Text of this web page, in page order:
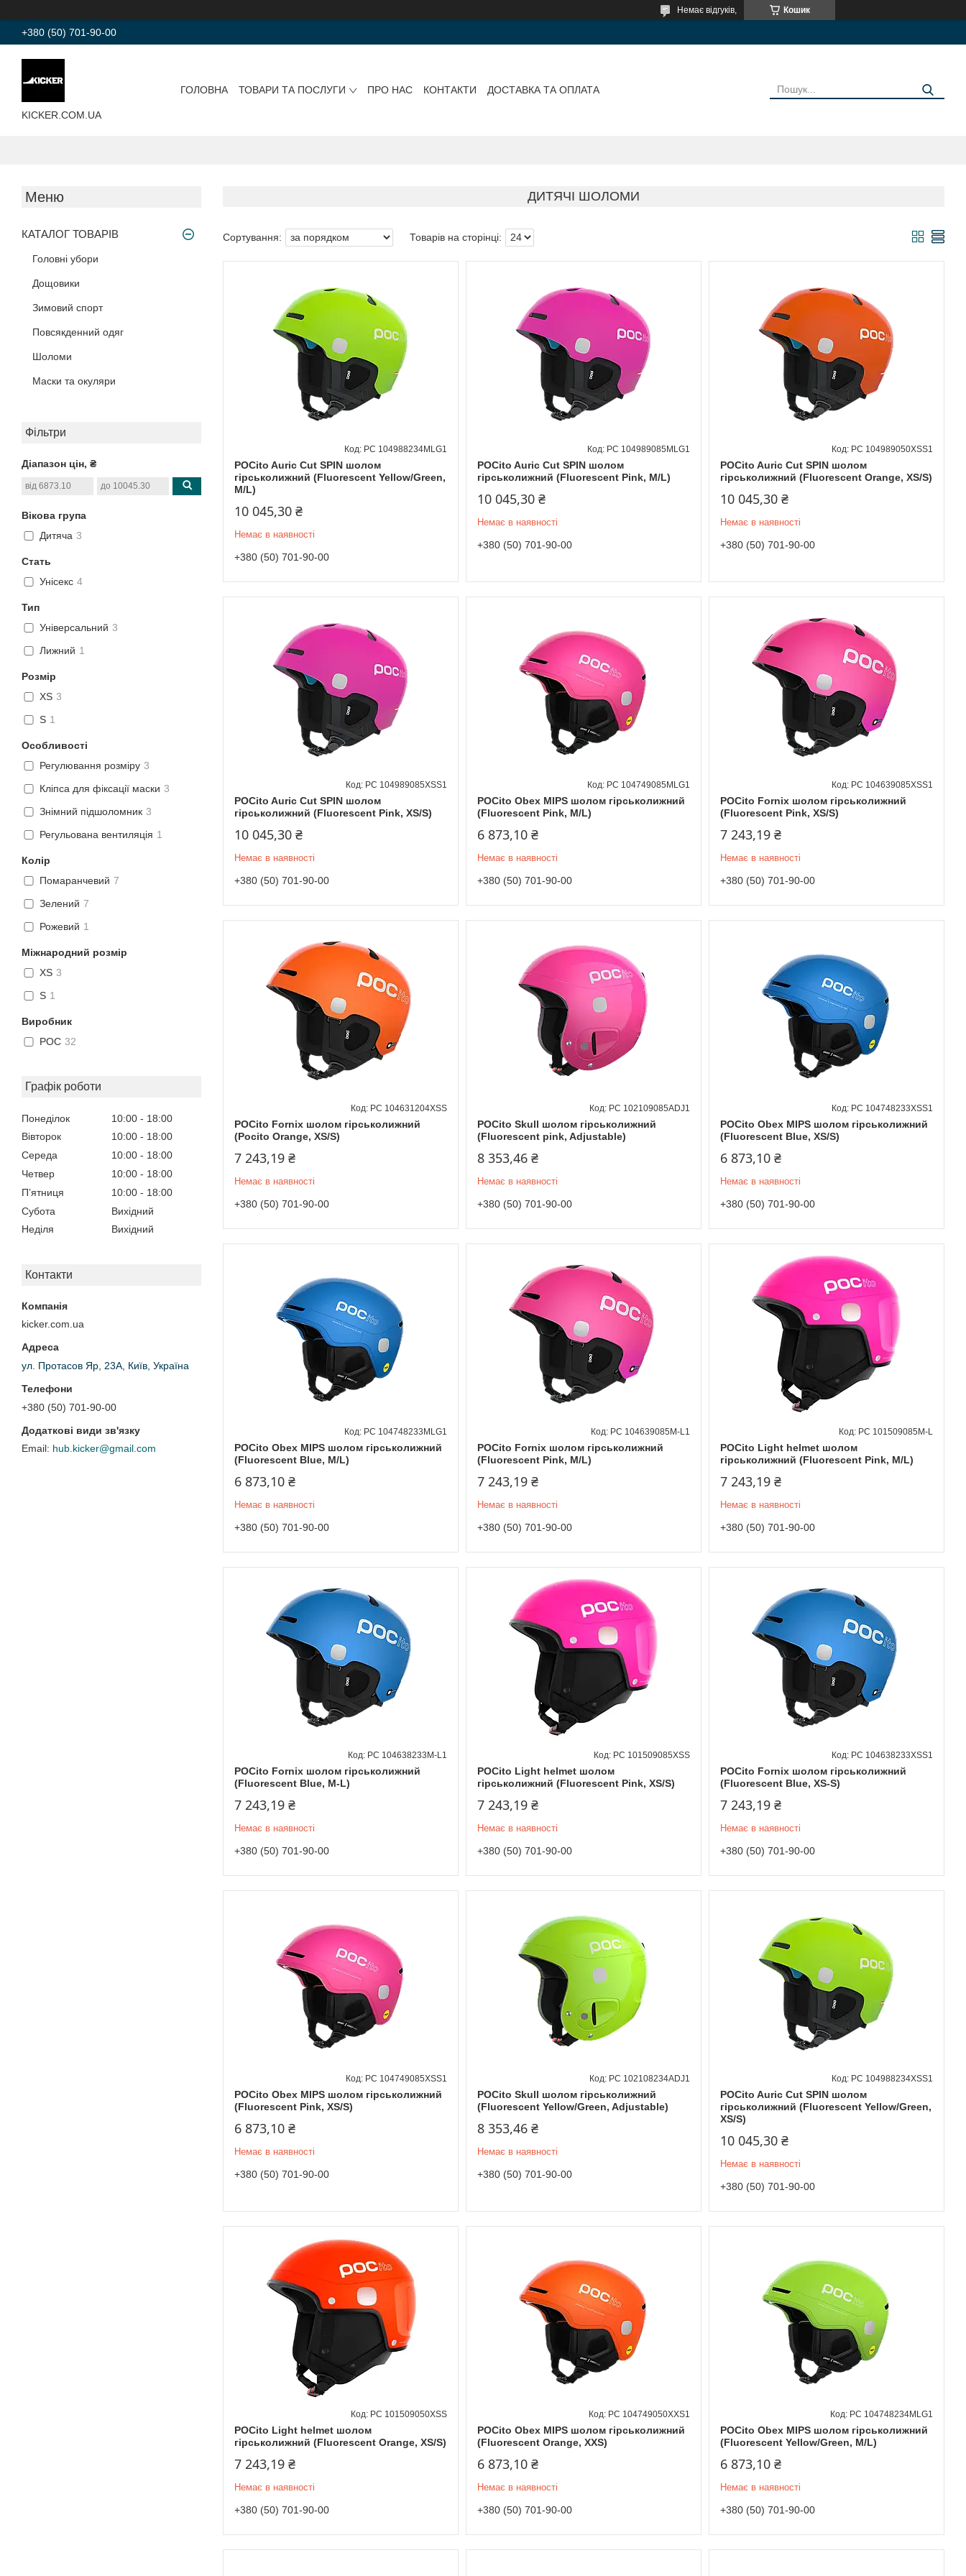
Кошик
Немає відгуків,
+380 (50) 701-90-00
KICKER.COM.UA
ГОЛОВНА ТОВАРИ ТА ПОСЛУГИ ПРО НАС КОНТАКТИ ДОСТАВКА ТА ОПЛАТА
КАТАЛОГ ТОВАРІВ
Головні убори
Дощовики
Зимовий спорт
Повсякденний одяг
Шоломи
Маски та окуляри
Фільтри
Діапазон цін, ₴
Вікова група
Дитяча 3
Стать
Унісекс 4
Тип
Універсальний 3
Лижний 1
Розмір
XS 3
S 1
Особливості
Регулювання розміру 3
Кліпса для фіксації маски 3
Знімний підшоломник 3
Регульована вентиляція 1
Колір
Помаранчевий 7
Зелений 7
Рожевий 1
Міжнародний розмір
XS 3
S 1
Виробник
POC 32
Графік роботи
Понеділок 10:00
18:00
Вівторок
10:00
18:00
Середа
10:00
18:00
Четвер
10:00
18:00
Пʼятниця
10:00
18:00
Субота
Вихідний
Неділя
Вихідний
Контакти
kicker.com.ua
ул. Протасов Яр, 23А, Київ, Україна
+380 (50) 701-90-00
hub.kicker@gmail.com
ДИТЯЧІ ШОЛОМИ
POCito Auric Cut SPIN шолом
гірськолижний (Fluorescent Yellow/Green,
M/L)
PC 104988234MLG1
10 045,30 ₴
Немає в наявності
+380 (50) 701-90-00
POCito Auric Cut SPIN шолом
гірськолижний (Fluorescent Pink, M/L)
PC 104989085MLG1
10 045,30 ₴
Немає в наявності
+380 (50) 701-90-00
POCito Auric Cut SPIN шолом
гірськолижний (Fluorescent Orange, XS/S)
PC 104989050XSS1
10 045,30 ₴
Немає в наявності
+380 (50) 701-90-00
POCito Auric Cut SPIN шолом
гірськолижний (Fluorescent Pink, XS/S)
PC 104989085XSS1
10 045,30 ₴
Немає в наявності
+380 (50) 701-90-00
POCito Obex MIPS шолом гірськолижний
(Fluorescent Pink, M/L)
PC 104749085MLG1
6 873,10 ₴
Немає в наявності
+380 (50) 701-90-00
POCito Fornix шолом гірськолижний
(Fluorescent Pink, XS/S)
PC 104639085XSS1
7 243,19 ₴
Немає в наявності
+380 (50) 701-90-00
POCito Fornix шолом гірськолижний
(Pocito Orange, XS/S)
PC 104631204XSS
7 243,19 ₴
Немає в наявності
+380 (50) 701-90-00
POCito Skull шолом гірськолижний
(Fluorescent pink, Adjustable)
PC 102109085ADJ1
8 353,46 ₴
Немає в наявності
+380 (50) 701-90-00
POCito Obex MIPS шолом гірськолижний
(Fluorescent Blue, XS/S)
PC 104748233XSS1
6 873,10 ₴
Немає в наявності
+380 (50) 701-90-00
POCito Obex MIPS шолом гірськолижний
(Fluorescent Blue, M/L)
PC 104748233MLG1
6 873,10 ₴
Немає в наявності
+380 (50) 701-90-00
POCito Fornix шолом гірськолижний
(Fluorescent Pink, M/L)
PC 104639085M-L1
7 243,19 ₴
Немає в наявності
+380 (50) 701-90-00
POCito Light helmet шолом
гірськолижний (Fluorescent Pink, M/L)
PC 101509085M-L
7 243,19 ₴
Немає в наявності
+380 (50) 701-90-00
POCito Fornix шолом гірськолижний
(Fluorescent Blue, M-L)
PC 104638233M-L1
7 243,19 ₴
Немає в наявності
+380 (50) 701-90-00
POCito Light helmet шолом
гірськолижний (Fluorescent Pink, XS/S)
PC 101509085XSS
7 243,19 ₴
Немає в наявності
+380 (50) 701-90-00
POCito Fornix шолом гірськолижний
(Fluorescent Blue, XS-S)
PC 104638233XSS1
7 243,19 ₴
Немає в наявності
+380 (50) 701-90-00
POCito Obex MIPS шолом гірськолижний
(Fluorescent Pink, XS/S)
PC 104749085XSS1
6 873,10 ₴
Немає в наявності
+380 (50) 701-90-00
POCito Skull шолом гірськолижний
(Fluorescent Yellow/Green, Adjustable)
PC 102108234ADJ1
8 353,46 ₴
Немає в наявності
+380 (50) 701-90-00
POCito Auric Cut SPIN шолом
гірськолижний (Fluorescent Yellow/Green,
XS/S)
PC 104988234XSS1
10 045,30 ₴
Немає в наявності
+380 (50) 701-90-00
POCito Light helmet шолом
гірськолижний (Fluorescent Orange, XS/S)
PC 101509050XSS
7 243,19 ₴
Немає в наявності
+380 (50) 701-90-00
POCito Obex MIPS шолом гірськолижний
(Fluorescent Orange, XXS)
PC 104749050XXS1
6 873,10 ₴
Немає в наявності
+380 (50) 701-90-00
POCito Obex MIPS шолом гірськолижний
(Fluorescent Yellow/Green, M/L)
PC 104748234MLG1
6 873,10 ₴
Немає в наявності
+380 (50) 701-90-00